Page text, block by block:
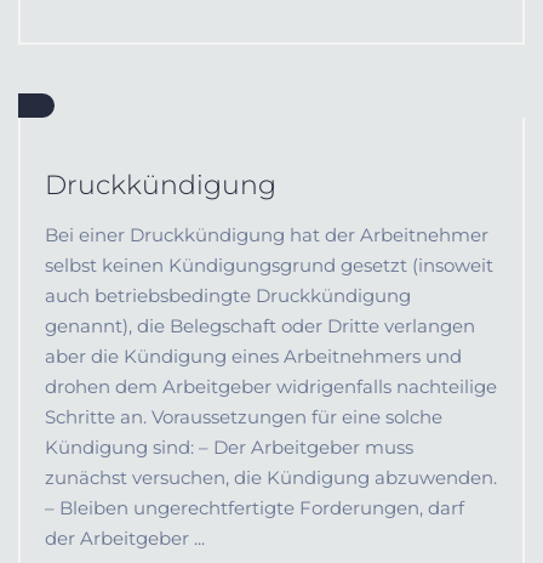
Druckkündigung
Bei einer Druckkündigung hat der Arbeitnehmer
selbst keinen Kündigungsgrund gesetzt (insoweit
auch betriebsbedingte Druckkündigung
genannt), die Belegschaft oder Dritte verlangen
aber die Kündigung eines Arbeitnehmers und
drohen dem Arbeitgeber widrigenfalls nachteilige
Schritte an. Voraussetzungen für eine solche
Kündigung sind: – Der Arbeitgeber muss
zunächst versuchen, die Kündigung abzuwenden.
– Bleiben ungerechtfertigte Forderungen, darf
der Arbeitgeber ...